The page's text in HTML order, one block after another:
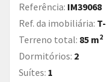
Referência: IM39068
Ref. da imobiliária:
Terreno total: 85 m2
Dormitórios: 2
Suítes: 1